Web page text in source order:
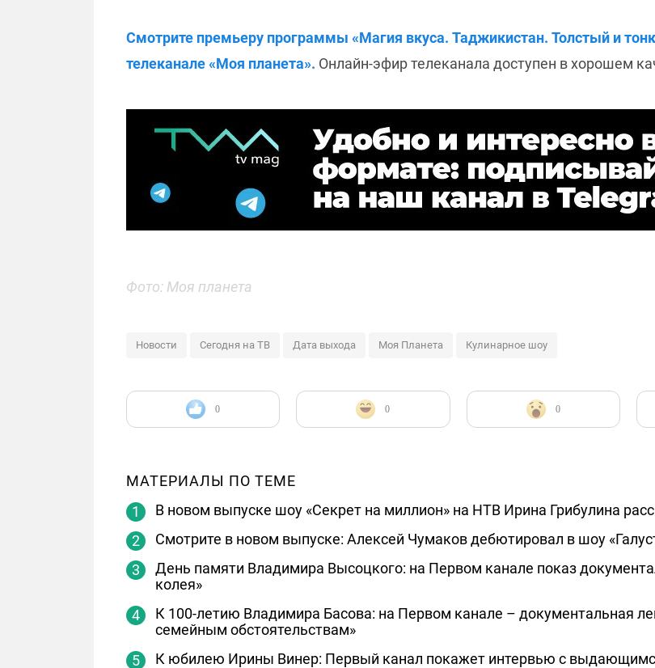
Смотрите премьеру программы «Магия вкуса. Таджикистан. Толстый и
телеканале «Моя планета». Онлайн-эфир телеканала доступен в хорошем
Фото: Моя планета
Новости Сегодня на ТВ Дата выхода Моя Планета Кулинарное шоу
0 0 0
МАТЕРИАЛЫ ПО ТЕМЕ
В новом выпуске шоу «Секрет на миллион» на НТВ Ирина Грибулина
Смотрите в новом выпуске: Алексей Чумаков дебютировал в шоу
День памяти Владимира Высоцкого: на Первом канале показ
колея»
К 100-летию Владимира Басова: на Первом канале – документальная
семейным обстоятельствам»
К юбилею Ирины Винер: Первый канал покажет интервью с